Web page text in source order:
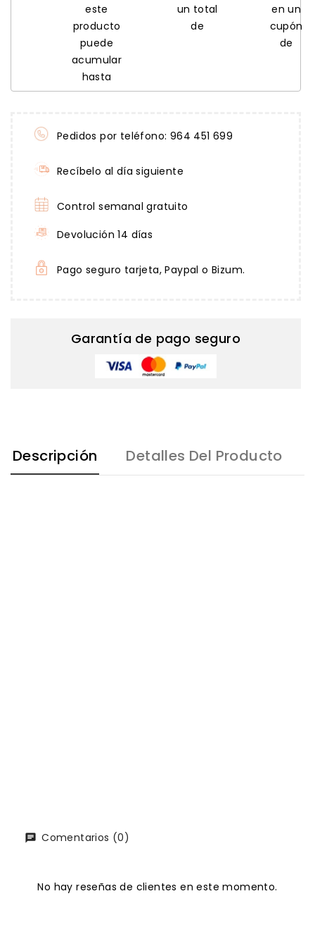
este
producto
puede
acumular
hasta
un total
de
en un
cupón
de
Pedidos por teléfono: 964 451 699
Recíbelo al día siguiente
Control semanal gratuito
Devolución 14 días
Pago seguro tarjeta, Paypal o Bizum.
Garantía de pago seguro
Descripción Detalles Del Producto
Comentarios (0)
No hay reseñas de clientes en este momento.